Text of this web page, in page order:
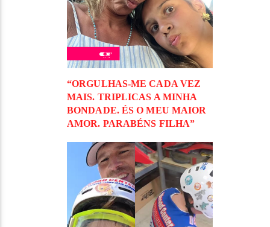
“ORGULHAS-ME CADA VEZ
MAIS. TRIPLICAS A MINHA
BONDADE. ÉS O MEU MAIOR
AMOR. PARABÉNS FILHA”